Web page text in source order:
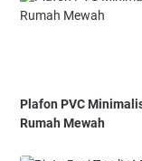
Plafon PVC
Rumah Mewah